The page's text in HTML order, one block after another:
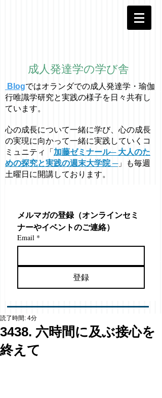
成人発達学の学び舎
Blogではオラ ンダでの成人発達学・ 瑜伽
行唯識学研究と実践の様子を日々共有し
ています。
心の成長について一緒に学び、心の成長
の実現に向かって一緒に実践していくコ
ミュニティ「 加藤ゼミナール─ 大人のた
めの探究と実践の週末大学院 ─」も毎週
土曜日に開講しております。
メルマガの登録（オンラインセミ
ナーやイベントのご連絡）
Email *
登録
3438. 六時間に及ぶ接心を
終えて
読了時間: 4分